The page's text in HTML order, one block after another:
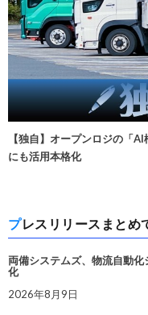
【独自】オープンロジの「
にも活用本格化
プレスリリースまとめ
両備システムズ、物流自動
化
2026年8月9日